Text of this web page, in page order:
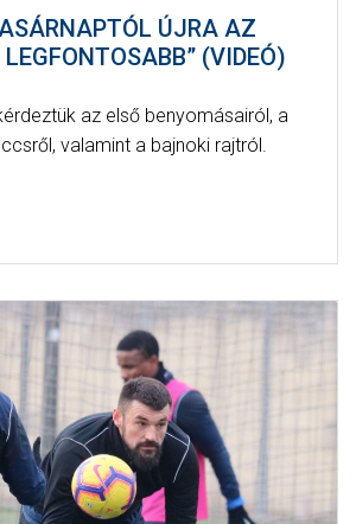
ÚJRA AZ
LEGFONTOSABB” (VIDEÓ)
az első benyomásairól, a
valamint a bajnoki rajtról.